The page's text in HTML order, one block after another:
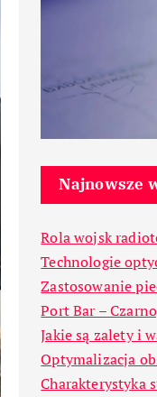
Najnowsze
Rola wojsk
Technologie
Zastosowanie
Port Bar –
Jakie są zalety i
Optymalizacja
Charakterystyka